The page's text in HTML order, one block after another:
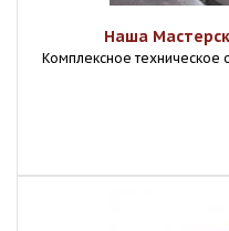
Наша
Комплексное техническое